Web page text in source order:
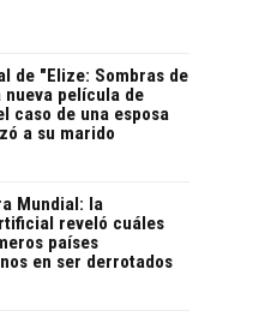
de "Elize: Sombras de
película de
caso de una esposa
a su marido
Mundial: la
reveló cuáles
países
en ser derrotados